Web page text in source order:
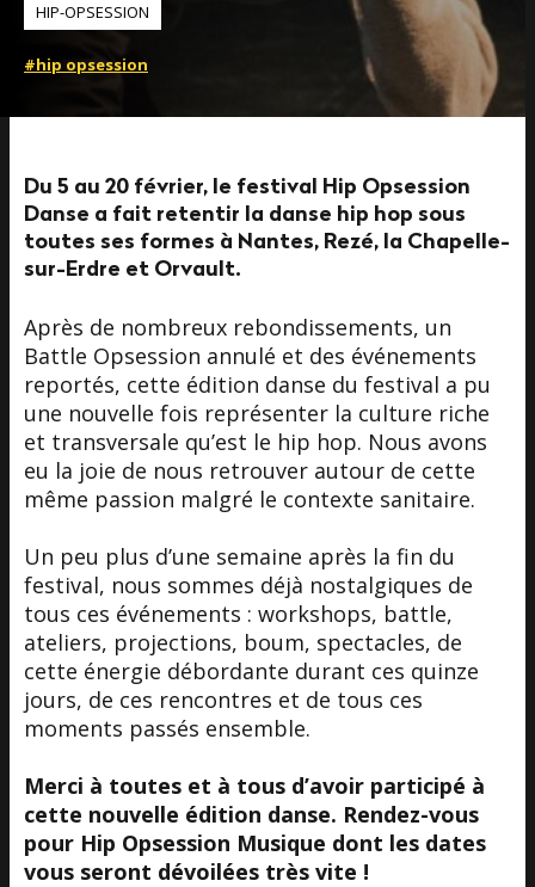
HIP-OPSESSION
#hip opsession
Du 5 au 20 février, le festival Hip Opsession
Danse a fait retentir la danse hip hop sous
toutes ses formes à Nantes, Rezé, la Chapelle-
sur-Erdre et Orvault.
Après de nombreux rebondissements, un
Battle Opsession annulé et des événements
reportés, cette édition danse du festival a pu
une nouvelle fois représenter la culture riche
et transversale qu’est le hip hop. Nous avons
eu la joie de nous retrouver autour de cette
même passion malgré le contexte sanitaire.
Un peu plus d’une semaine après la fin du
festival, nous sommes déjà nostalgiques de
tous ces événements : workshops, battle,
ateliers, projections, boum, spectacles, de
cette énergie débordante durant ces quinze
jours, de ces rencontres et de tous ces
moments passés ensemble.
Merci à toutes et à tous d’avoir participé à
cette nouvelle édition danse. Rendez-vous
pour Hip Opsession Musique dont les dates
vous seront dévoilées très vite !